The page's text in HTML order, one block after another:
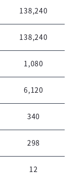
138,240
138,240
1,080
6,120
340
298
12